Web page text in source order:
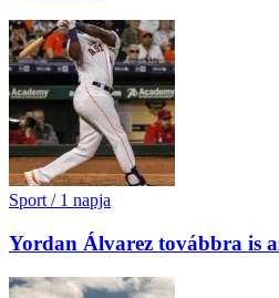
Sport / 1 napja
Yordan Álvarez továbbra is